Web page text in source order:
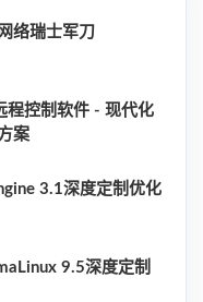
络瑞士军刀
程控制软件 - 现代化
案
3.1深度定制优化
9.5深度定制